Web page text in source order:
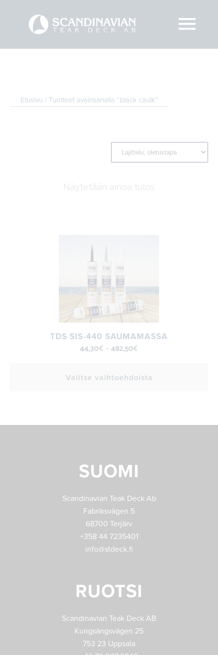
Etusivu / Tuotteet avainsanalla “black caulk”
Näytetään ainoa tulos
TDS SIS-440 SAUMAMASSA
44,30€ –482,50€
Valitse vaihtoehdoista
SUOMI
Scandinavian Teak Deck Ab
Fabriksvägen 5
68700 Terjärv
+358 44 7235401
info@stdeck.fi
RUOTSI
Scandinavian Teak Deck AB
Kungsängsvägen 25
753 23 Uppsala